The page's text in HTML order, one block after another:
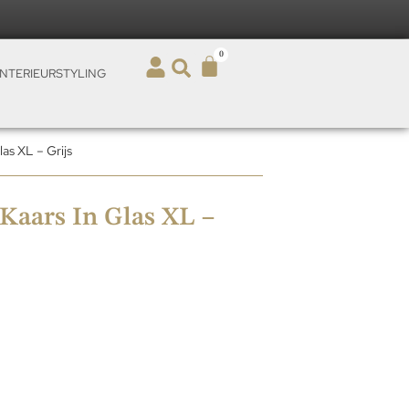
0
XL – Grijs
In Glas XL –